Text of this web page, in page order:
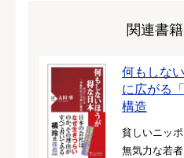
関連書
何もしな
に広がる
構造
貧しいニッ
無気力な若